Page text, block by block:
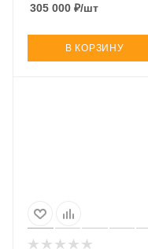
305 000 ₽/шт
В КОРЗИНУ